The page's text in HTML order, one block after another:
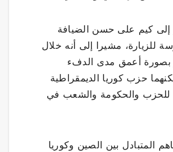
كيم على حسن الضيافة
للزيارة، مشيرا إلى أنه خلال
بصورة أعمق مدى الدفء
حزب كوريا الديمقراطية
للحزب والحكومة والشعب في
المتبادل بين الصين وكوريا